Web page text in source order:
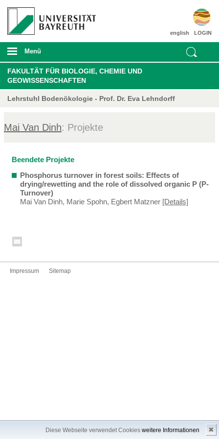
Diese Webseite verwendet Cookies weitere Informationen ✖
LOGIN
english
Menü
FAKULTÄT FÜR BIOLOGIE, CHEMIE UND
GEOWISSENSCHAFTEN
Lehrstuhl Bodenökologie - Prof. Dr. Eva Lehndorff
Mai Van Dinh: Projekte
Beendete Projekte
Phosphorus turnover in forest soils: Effects of
drying/rewetting and the role of dissolved organic P (P-
Turnover)
Mai Van Dinh, Marie Spohn, Egbert Matzner [Details]
Impressum Sitemap